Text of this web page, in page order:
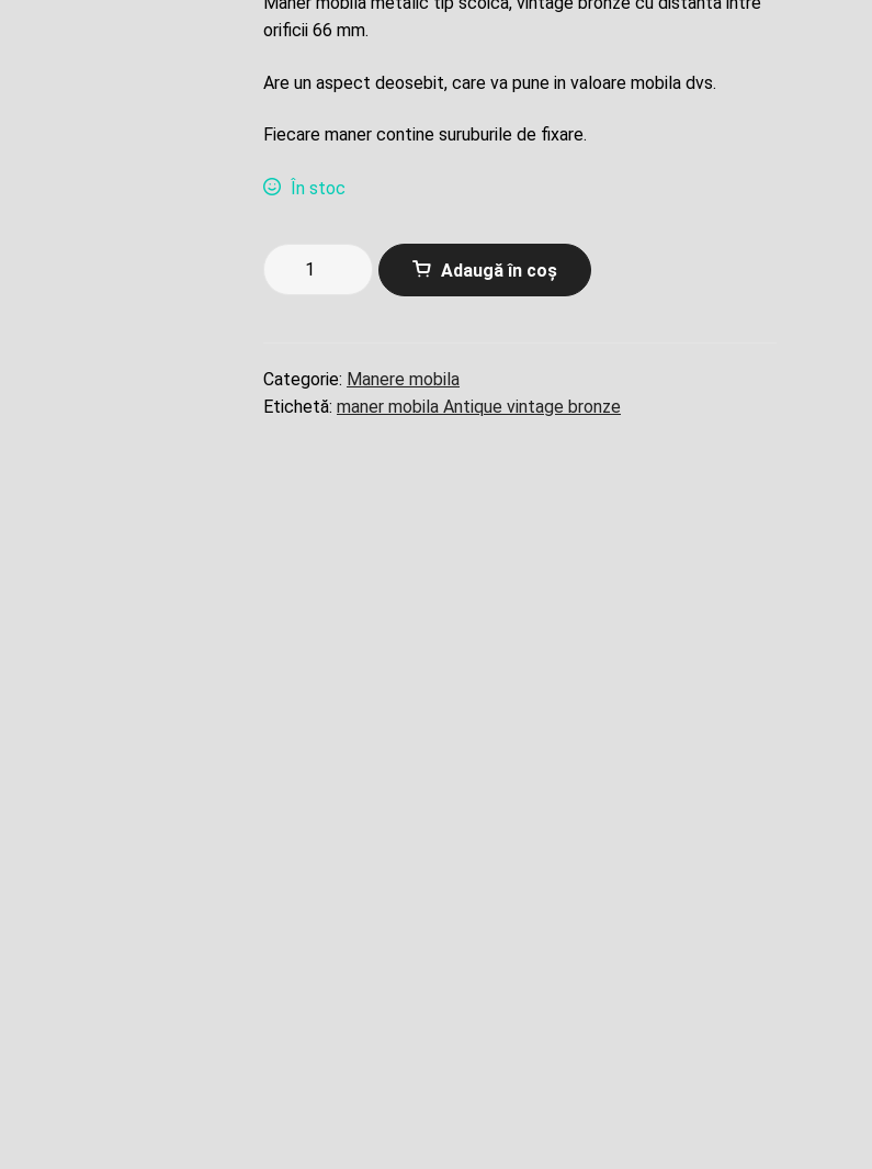
13,00 lei.
este:
orificii 66 mm.
Are un aspect deosebit, care va pune in valoare mobila dvs.
Fiecare maner contine suruburile de fixare.
În stoc
bronze
Adaugă în coș
Categorie: Manere mobila
Etichetă:maner mobila Antique vintage bronze